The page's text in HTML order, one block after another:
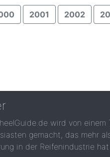
2001 2002
wird von einem
gemacht, das mehr
in der Reifenindustrie hat